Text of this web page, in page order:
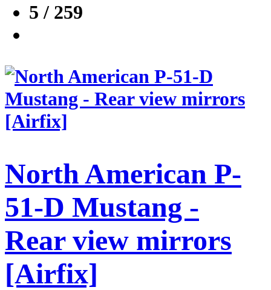
5 / 259
North American P-
51-D Mustang -
Rear view mirrors
[Airfix]